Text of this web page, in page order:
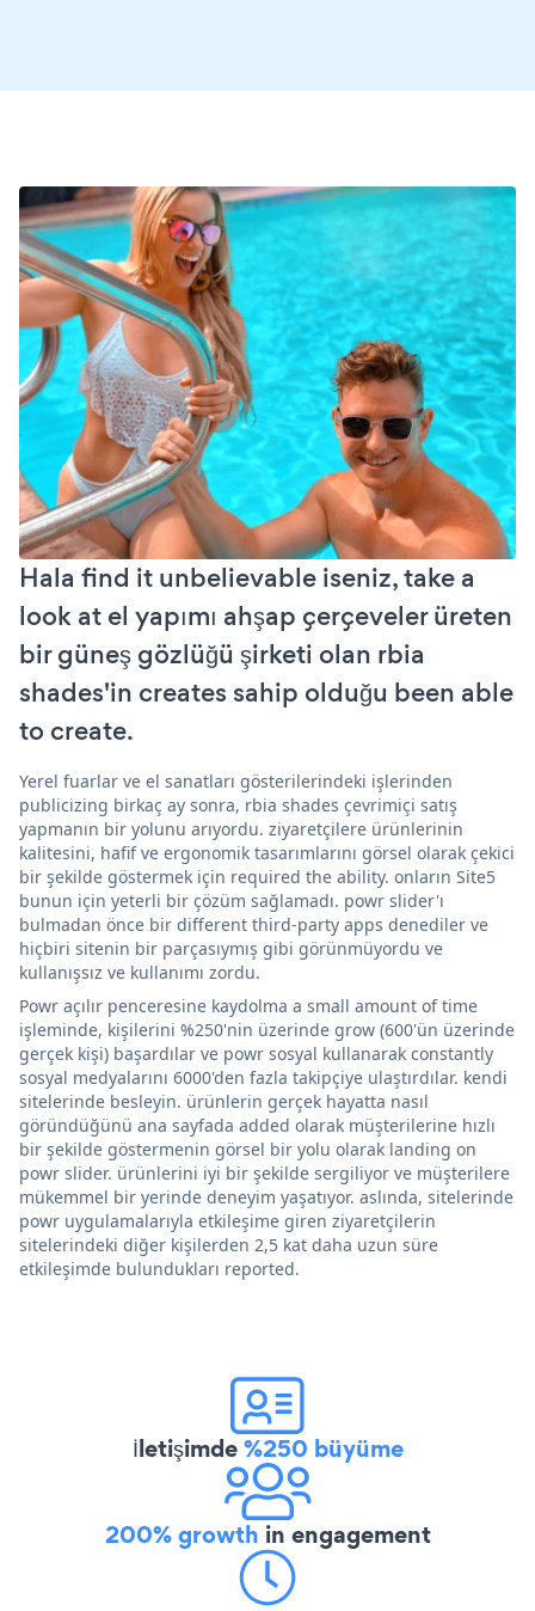
Hala find it unbelievable iseniz, take a
look at el yapımı ahşap çerçeveler üreten
bir güneş gözlüğü şirketi olan rbia
shades'in creates sahip olduğu been able
to create.
Yerel fuarlar ve el sanatları gösterilerindeki işlerinden
publicizing birkaç ay sonra, rbia shades çevrimiçi satış
yapmanın bir yolunu arıyordu. ziyaretçilere ürünlerinin
kalitesini, hafif ve ergonomik tasarımlarını görsel olarak çekici
bir şekilde göstermek için required the ability. onların Site5
bunun için yeterli bir çözüm sağlamadı. powr slider'ı
bulmadan önce bir different third-party apps denediler ve
hiçbiri sitenin bir parçasıymış gibi görünmüyordu ve
kullanışsız ve kullanımı zordu.
Powr açılır penceresine kaydolma a small amount of time
işleminde, kişilerini %250'nin üzerinde grow (600'ün üzerinde
gerçek kişi) başardılar ve powr sosyal kullanarak constantly
sosyal medyalarını 6000'den fazla takipçiye ulaştırdılar. kendi
sitelerinde besleyin. ürünlerin gerçek hayatta nasıl
göründüğünü ana sayfada added olarak müşterilerine hızlı
bir şekilde göstermenin görsel bir yolu olarak landing on
powr slider. ürünlerini iyi bir şekilde sergiliyor ve müşterilere
mükemmel bir yerinde deneyim yaşatıyor. aslında, sitelerinde
powr uygulamalarıyla etkileşime giren ziyaretçilerin
sitelerindeki diğer kişilerden 2,5 kat daha uzun süre
etkileşimde bulundukları reported.
İletişimde%250 büyüme
200% growth in engagement